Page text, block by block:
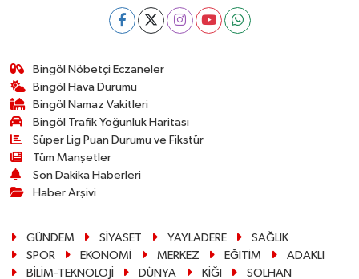
Bingöl Nöbetçi Eczaneler
Bingöl Hava Durumu
Bingöl Namaz Vakitleri
Bingöl Trafik Yoğunluk Haritası
Süper Lig Puan Durumu ve Fikstür
Tüm Manşetler
Son Dakika Haberleri
Haber Arşivi
GÜNDEM SİYASET YAYLADERE
SAĞLIK
SPOR
EKONOMİ MERKEZ EĞİTİM
ADAKLI
BİLİM-TEKNOLOJİ
DÜNYA KİĞI SOLHAN